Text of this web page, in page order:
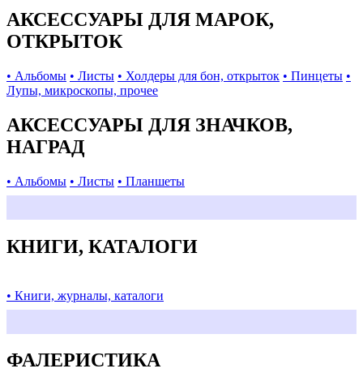
АКСЕССУАРЫ ДЛЯ МАРОК,
ОТКРЫТОК
• Альбомы • Листы • Холдеры для бон, открыток • Пинцеты •
Лупы, микроскопы, прочее
АКСЕССУАРЫ ДЛЯ ЗНАЧКОВ,
НАГРАД
• Альбомы • Листы • Планшеты
КНИГИ, КАТАЛОГИ
• Книги, журналы, каталоги
ФАЛЕРИСТИКА